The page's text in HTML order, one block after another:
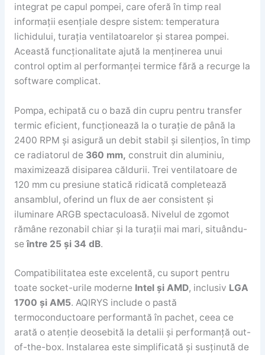
integrat pe capul pompei, care oferă în timp real
informații esențiale despre sistem: temperatura
lichidului, turația ventilatoarelor și starea pompei.
Această funcționalitate ajută la menținerea unui
control optim al performanței termice fără a recurge la
software complicat.
Pompa, echipată cu o bază din cupru pentru transfer
termic eficient, funcționează la o turație de până la
2400 RPM și asigură un debit stabil și silențios, în timp
ce radiatorul de 360 mm, construit din aluminiu,
maximizează disiparea căldurii. Trei ventilatoare de
120 mm cu presiune statică ridicată completează
ansamblul, oferind un flux de aer consistent și
iluminare ARGB spectaculoasă. Nivelul de zgomot
rămâne rezonabil chiar și la turații mai mari, situându-
seîntre 25 și 34 dB.
Compatibilitatea este excelentă, cu suport pentru
toate socket-urile moderne Intel și AMD, inclusiv LGA
1700 și AM5. AQIRYS include o pastă
termoconductoare performantă în pachet, ceea ce
arată o atenție deosebită la detalii și performanță out-
of-the-box. Instalarea este simplificată și susținută de